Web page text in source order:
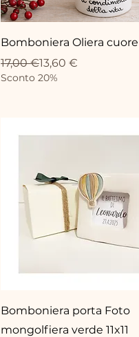
Bomboniera Oliera cuore
Prix original
17,00 €
Prix promotionnel
13,60 €
Sconto 20%
Bomboniera porta Foto
mongolfiera verde 11x11